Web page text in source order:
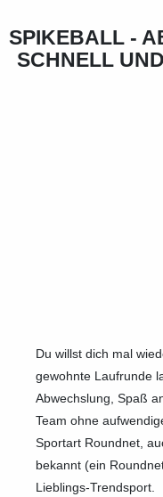
SPIKEBALL -
SCHNELL
Du willst dich mal
gewohnte Laufrunde
Abwechslung, Spaß
Team ohne
Sportart Roundnet,
bekannt (ein
Lieblings-Trendsport.